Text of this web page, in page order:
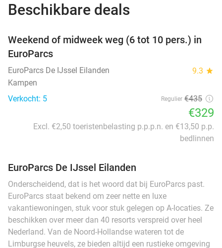
Beschikbare deals
Weekend of midweek weg (6 tot 10 pers.) in
EuroParcs
EuroParcs De IJssel Eilanden 9.3 star
Kampen
Verkocht: 5
Regulier €435
€329
Excl. €2,50 toeristenbelasting p.p.p.n. en €13,50 p.p.
bedlinnen
EuroParcs De IJssel Eilanden
Onderscheidend, dat is het woord dat bij EuroParcs past.
EuroParcs staat bekend om zeer nette en luxe
vakantiewoningen, stuk voor stuk gelegen op A-locaties. Ze
beschikken over meer dan 40 resorts verspreid over heel
Nederland. Van de Noord-Hollandse wateren tot de
Limburgse heuvels, ze bieden altijd een rustieke omgeving